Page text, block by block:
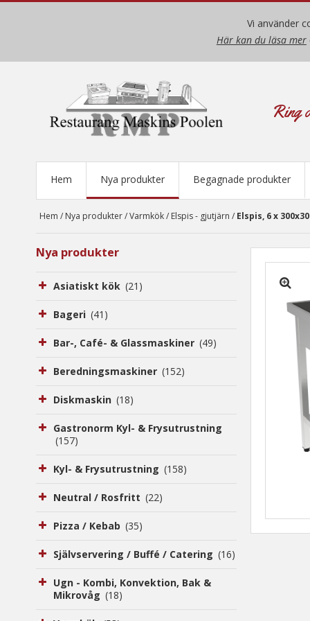
Vi använder
Här kan du läsa mer
Ring
Hem Nya produkter Begagnade produkter
Hem / Nya produkter/Varmkök/ Elspis - gjutjärn / Elspis, 6 x
Nya produkter
Asiatiskt kök (21)
Bageri (41)
Bar-, Café- & Glassmaskiner (49)
Beredningsmaskiner (152)
Diskmaskin (18)
Gastronorm Kyl- & Frysutrustning
(157)
Kyl- & Frysutrustning (158)
Neutral / Rosfritt (22)
Pizza / Kebab (35)
Självservering / Buffé / Catering (16)
Ugn - Kombi, Konvektion, Bak &
Mikrovåg (18)